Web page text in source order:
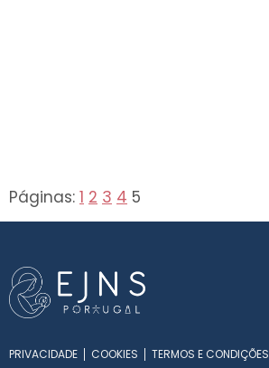
Páginas: 1 2 3 4 5
PRIVACIDADE COOKIES TERMOS E CONDIÇÕES